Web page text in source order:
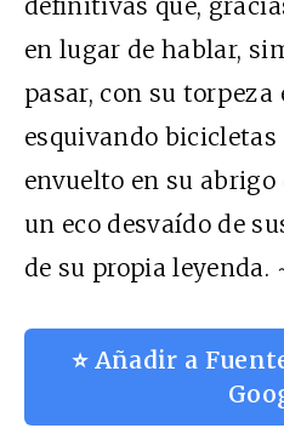
en lugar de hablar,
pasar, con su torpeza
esquivando bicicletas
envuelto en su abrigo
un eco desvaído de
de su propia leyenda.
⭐ Añadir a